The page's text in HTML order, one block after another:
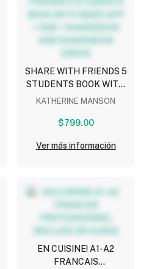
SHARE WITH FRIENDS 5
STUDENTS BOOK WITH
NAVIO APP + DSB +
SHAREBOOK EBOOK
KATHERINE MANSON
$799.00
Ver más información
EN CUISINE! A1-A2
FRANCAIS